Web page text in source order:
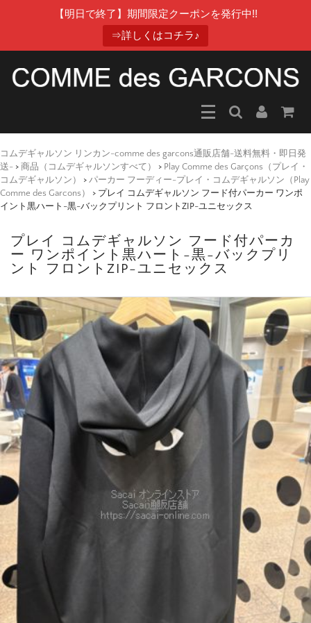
【明日で終了】期間限定クーポンを発行中!!
⇒詳しくはコチラ♪
コムデギャルソン リンカン-comme des garcons通販店舗-送料無料・即日発
送- > 商品（コムデギャルソンすべて） > Play Comme des Garçons（プレイ・
コムデギャルソン）
> パーカー フーディー-プレイ・コムデギャルソン（Play
Comme des Garcons）
> プレイ コムデギャルソン フード付パーカー ワンポ
イント黒ハート-黒-バックプリント フロントZIP-ユニセックス
プレイ コムデギャルソン フード付パーカ
ー ワンポイント黒ハート-黒-バックプリ
ント フロントZIP-ユニセックス